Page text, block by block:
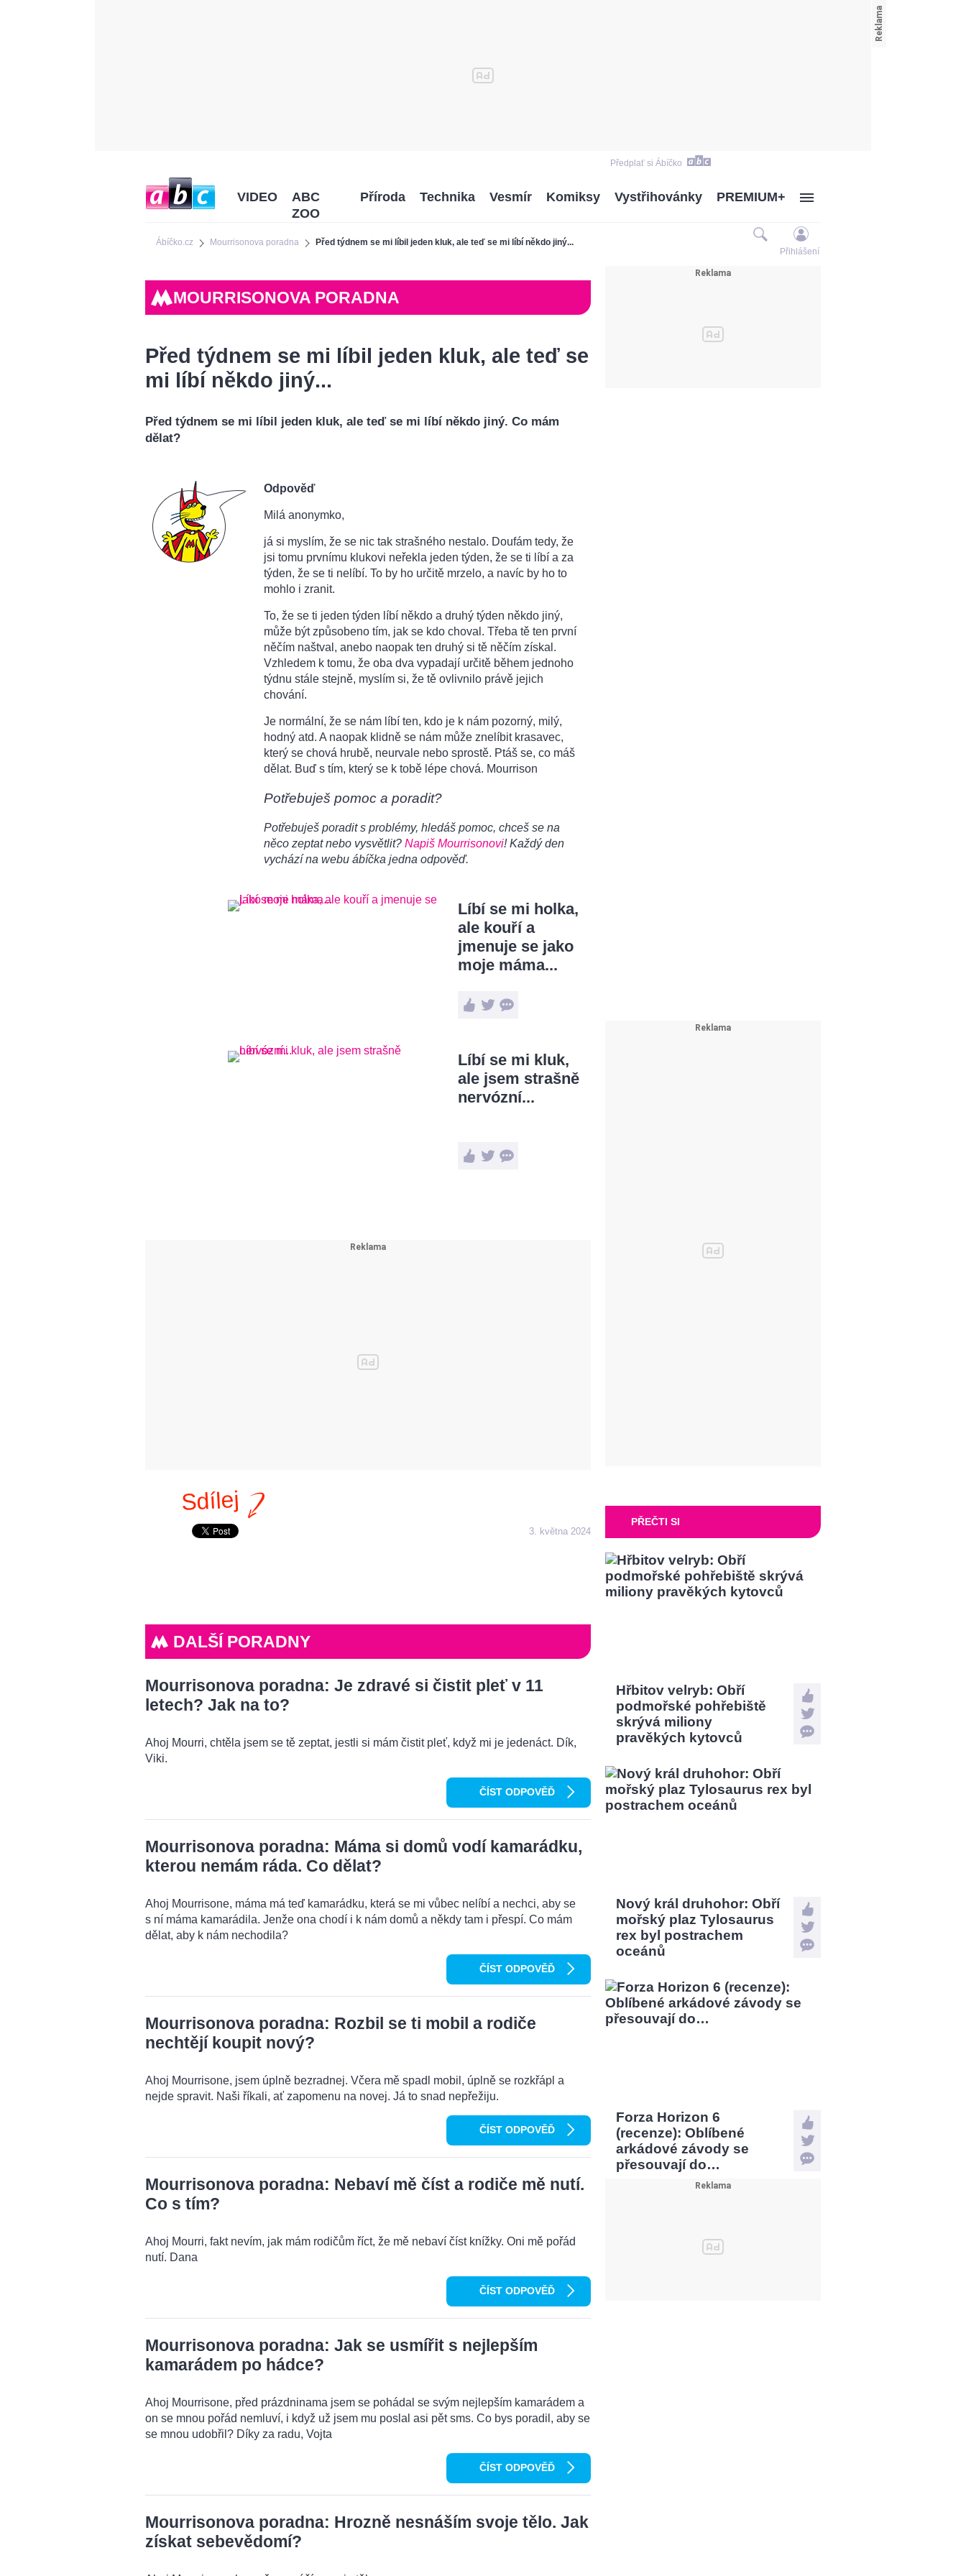
Předplať si Ábíčko
Ábíčko.cz Mourrisonova poradna Před týdnem se mi líbil jeden kluk, ale teď se mi líbí někdo jiný...
VIDEO
ABC
ZOO
Příroda Technika Vesmír Komiksy Vystřihovánky PREMIUM+
Přihlášení
MOURRISONOVA PORADNA
Před týdnem se mi líbil jeden kluk, ale teď se
mi líbí někdo jiný...
Před týdnem se mi líbil jeden kluk, ale teď se mi líbí někdo jiný. Co mám
dělat?
Odpověď
Milá anonymko,
já si myslím, že se nic tak strašného nestalo. Doufám tedy, že
jsi tomu prvnímu klukovi neřekla jeden týden, že se ti líbí a za
týden, že se ti nelíbí. To by ho určitě mrzelo, a navíc by ho to
mohlo i zranit.
To, že se ti jeden týden líbí někdo a druhý týden někdo jiný,
může být způsobeno tím, jak se kdo choval. Třeba tě ten první
něčím naštval, anebo naopak ten druhý si tě něčím získal.
Vzhledem k tomu, že oba dva vypadají určitě během jednoho
týdnu stále stejně, myslím si, že tě ovlivnilo právě jejich
chování.
Je normální, že se nám líbí ten, kdo je k nám pozorný, milý,
hodný atd. A naopak klidně se nám může znelíbit krasavec,
který se chová hrubě, neurvale nebo sprostě. Ptáš se, co máš
dělat. Buď s tím, který se k tobě lépe chová. Mourrison
Potřebuješ pomoc a poradit?
Potřebuješ poradit s problémy, hledáš pomoc, chceš se na
něco zeptat nebo vysvětlit? Napiš Mourrisonovi! Každý den
vychází na webu ábíčka jedna odpověď.
Líbí se mi holka,
ale kouří a
jmenuje se jako
moje máma...
Líbí se mi kluk,
ale jsem strašně
nervózní...
Sdílej
3. května 2024
DALŠÍ PORADNY
Mourrisonova poradna: Je zdravé si čistit pleť v 11
letech? Jak na to?
Ahoj Mourri, chtěla jsem se tě zeptat, jestli si mám čistit pleť, když mi je jedenáct. Dík,
Viki.
ČÍST ODPOVĚĎ
Mourrisonova poradna: Máma si domů vodí kamarádku,
kterou nemám ráda. Co dělat?
Ahoj Mourrisone, máma má teď kamarádku, která se mi vůbec nelíbí a nechci, aby se
s ní máma kamarádila. Jenže ona chodí i k nám domů a někdy tam i přespí. Co mám
dělat, aby k nám nechodila?
ČÍST ODPOVĚĎ
Mourrisonova poradna: Rozbil se ti mobil a rodiče
nechtějí koupit nový?
Ahoj Mourrisone, jsem úplně bezradnej. Včera mě spadl mobil, úplně se rozkřápl a
nejde spravit. Naši říkali, ať zapomenu na novej. Já to snad nepřežiju.
ČÍST ODPOVĚĎ
Mourrisonova poradna: Nebaví mě číst a rodiče mě nutí.
Co s tím?
Ahoj Mourri, fakt nevím, jak mám rodičům říct, že mě nebaví číst knížky. Oni mě pořád
nutí. Dana
ČÍST ODPOVĚĎ
Mourrisonova poradna: Jak se usmířit s nejlepším
kamarádem po hádce?
Ahoj Mourrisone, před prázdninama jsem se pohádal se svým nejlepším kamarádem a
on se mnou pořád nemluví, i když už jsem mu poslal asi pět sms. Co bys poradil, aby se
se mnou udobřil? Díky za radu, Vojta
ČÍST ODPOVĚĎ
Mourrisonova poradna: Hrozně nesnáším svoje tělo. Jak
získat sebevědomí?
PŘEČTI SI
Hřbitov velryb: Obří
podmořské pohřebiště
skrývá miliony
pravěkých kytovců
Nový král druhohor: Obří
mořský plaz Tylosaurus
rex byl postrachem
oceánů
Forza Horizon 6
(recenze): Oblíbené
arkádové závody se
přesouvají do…